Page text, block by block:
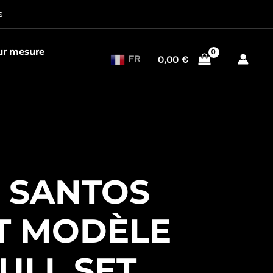
mesure
FR 0,00 €
MODÈLE